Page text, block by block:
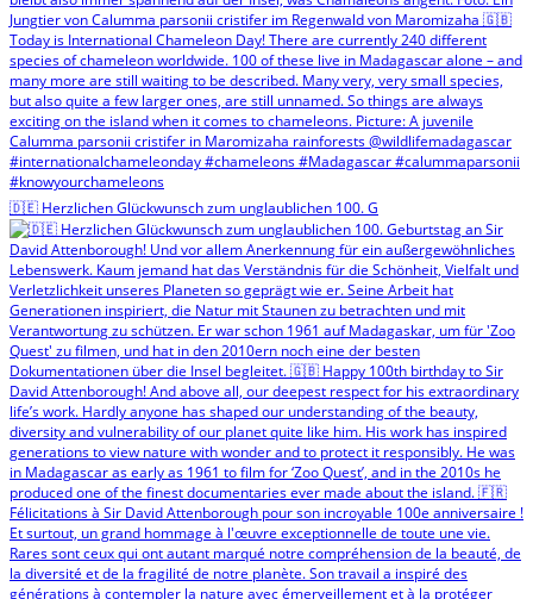
🇩🇪 Herzlichen Glückwunsch zum unglaublichen 100. G